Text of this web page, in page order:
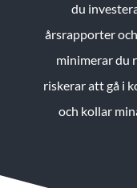
du
årsrapporter
minimerar du
riskerar att gå i
och kollar